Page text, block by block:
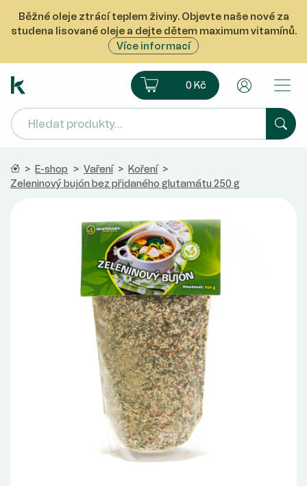
Běžné oleje ztrácí teplem živiny. Objevte naše nové za
studena lisované oleje a dejte dětem maximum vitamínů.
Více informací
Ekoprodukt e-shop Košík0 Kč
Domů
> E-shop > Vaření > Koření >
Zeleninový bujón bez přidaného glutamátu 250 g